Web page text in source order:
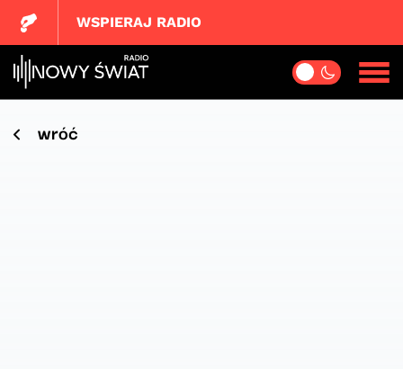
WSPIERAJ RADIO
wróć